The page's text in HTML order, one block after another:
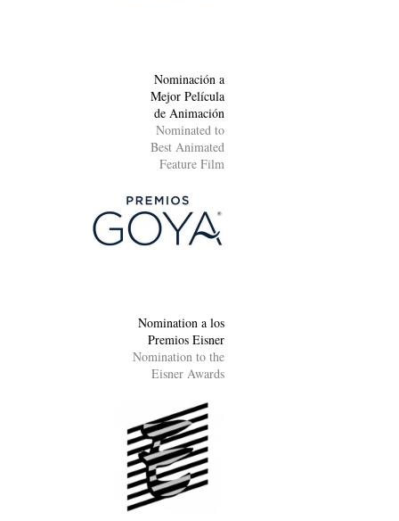
Nominación a
Mejor Película
de Animación
Nominated to
Best Animated
Feature Film
Nomination a los
Premios Eisner
Nomination to the
Eisner Awards